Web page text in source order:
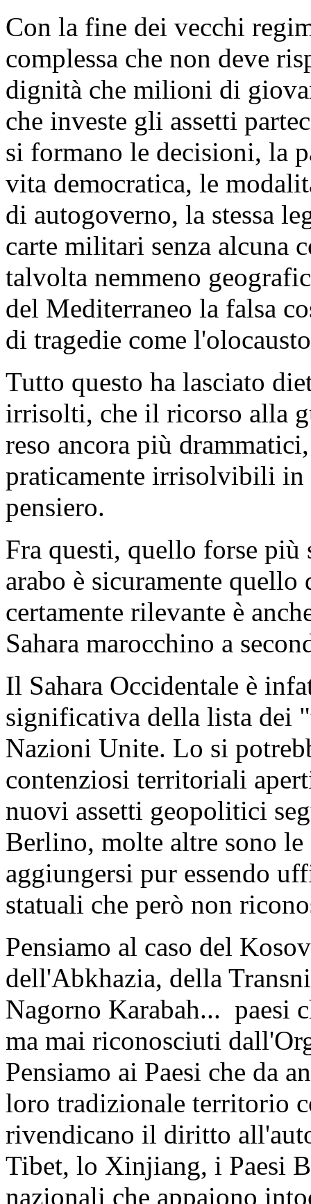
Con la fine dei vecchi
complessa che non deve
dignità che milioni di
che investe gli assetti
si formano le decisioni, la
vita democratica, le
di autogoverno, la stessa
carte militari senza alcuna
talvolta nemmeno
del Mediterraneo la falsa
di tragedie come
Tutto questo ha lasciato
irrisolti, che il ricorso alla
reso ancora più
praticamente irrisolvibili in
pensiero.
Fra questi, quello forse
arabo è sicuramente
certamente rilevante è
Sahara marocchino a
Il Sahara Occidentale è
significativa della lista dei
Nazioni Unite. Lo si
contenziosi territoriali
nuovi assetti geopolitici
Berlino, molte altre sono
aggiungersi pur essendo
statuali che però non
Pensiamo al caso del
dell'Abkhazia, della
Nagorno Karabah... paesi
ma mai riconosciuti
Pensiamo ai Paesi che da
loro tradizionale territorio
rivendicano il diritto
Tibet, lo Xinjiang, i Paesi
nazionali che appaiono